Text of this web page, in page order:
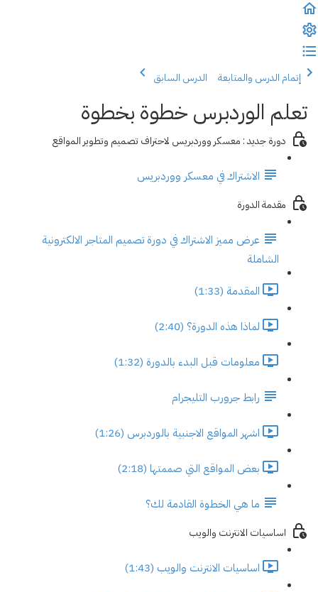
إتمام الدرس والمتابعة الدرس السابق
تعلم الوردبرس خطوة بخطوة
دورة جديد : معسكر ووردبريس لاحتراف تصميم وتطوير المواقع
الاشتراك في معسكر ووردبريس
مقدمة الدورة
عرض مميز الاشتراك في دورة تصميم المتاجر الالكترونية
الشاملة
المقدمة (1:33)
لماذا هذه الدورة؟ (2:40)
معلومات قبل البدء بالدورة (1:32)
رابط جرورب التليجرام
اشهر المواقع الاجنبية بالوردبرس (1:26)
بعض المواقع التي صممتها (2:18)
ما هي الخطوة القادمة لك؟
اساسيات الانترنت والويب
اساسيات الانترنت والويب (1:43)